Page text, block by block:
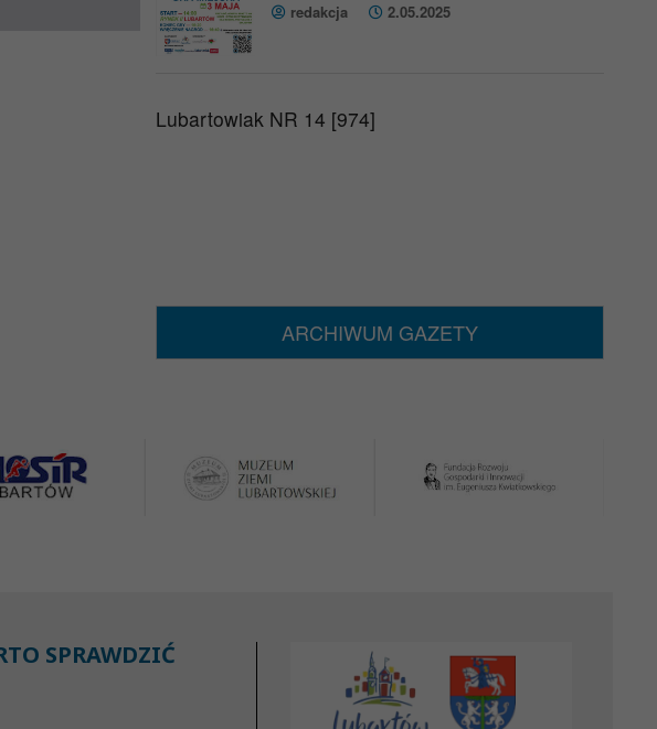
redakcja 2.05.2025
Lubartowiak NR 14 [974]
ARCHIWUM GAZETY
SPRAWDZIĆ